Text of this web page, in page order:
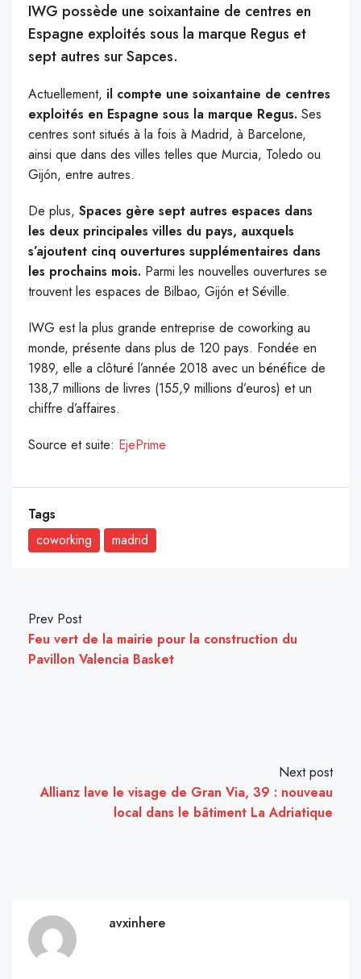
IWG possède une soixantaine de centres en
Espagne exploités sous la marque Regus et
sept autres sur Sapces.
Actuellement, il compte une soixantaine de centres
exploités en Espagne sous la marque Regus. Ses
centres sont situés à la fois à Madrid, à Barcelone,
ainsi que dans des villes telles que Murcia, Toledo ou
Gijón, entre autres.
De plus, Spaces gère sept autres espaces dans
les deux principales villes du pays, auxquels
s’ajoutent cinq ouvertures supplémentaires dans
les prochains mois. Parmi les nouvelles ouvertures se
trouvent les espaces de Bilbao, Gijón et Séville.
IWG est la plus grande entreprise de coworking au
monde, présente dans plus de 120 pays. Fondée en
1989, elle a clôturé l’année 2018 avec un bénéfice de
138,7 millions de livres (155,9 millions d’euros) et un
chiffre d’affaires.
Source et suite: EjePrime
Tags
coworking
madrid
Prev Post
Feu vert de la mairie pour la construction du
Pavillon Valencia Basket
Next post
Allianz lave le visage de Gran Via, 39 : nouveau
local dans le bâtiment La Adriatique
avxinhere